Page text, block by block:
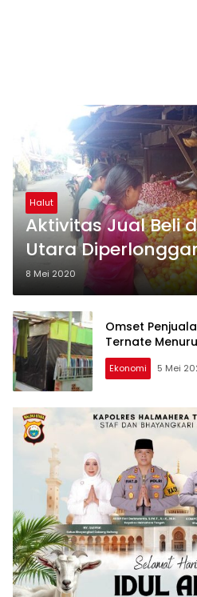
Halut
Aktivitas Jual Beli
Utara
8 Mei 2020
Omset
Ternate
Ekonomi 5 Mei